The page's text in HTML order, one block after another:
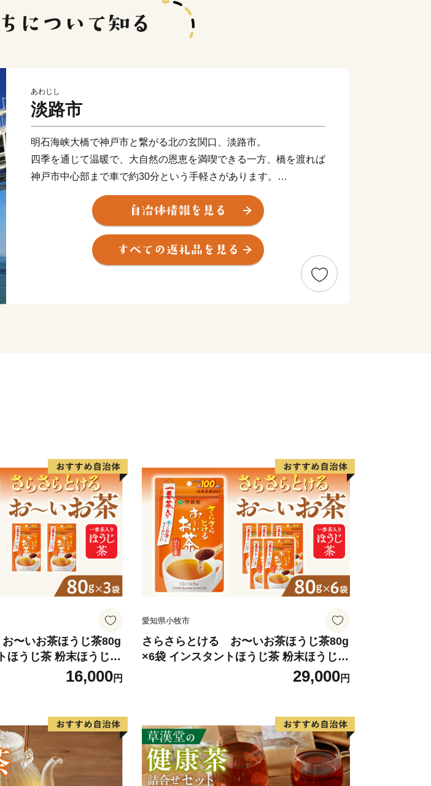
あわじし
淡路市
明石海峡大橋で神戸市と繋がる北の玄関口、淡路市。
四季を通じて温暖で、大自然の恩恵を満喫できる一方、橋を渡れば
神戸市中心部まで車で約30分という手軽さがあります。
田舎と都会の両方の「好いとこ取り」をした未来の暮らしがここに
また、淡路島はかつて若狭や志摩と並び、朝廷にご馳走を献上した
「御食国」と呼ばれており、四方を囲む海は豊かな海産物を、温暖
な気候は滋味あふれる農作物を育てました。生産量日本一を誇る線
香をはじめ、淡路ビーフや淡路島玉ねぎ、カーネーションなどは
〜いお茶ほうじ茶80g
ほうじ茶 粉末ほうじ茶
16,000円
愛知県小牧市
さらさらとける お〜いお茶ほうじ茶80g
×6袋 インスタントほうじ茶 粉末ほうじ茶
29,000円